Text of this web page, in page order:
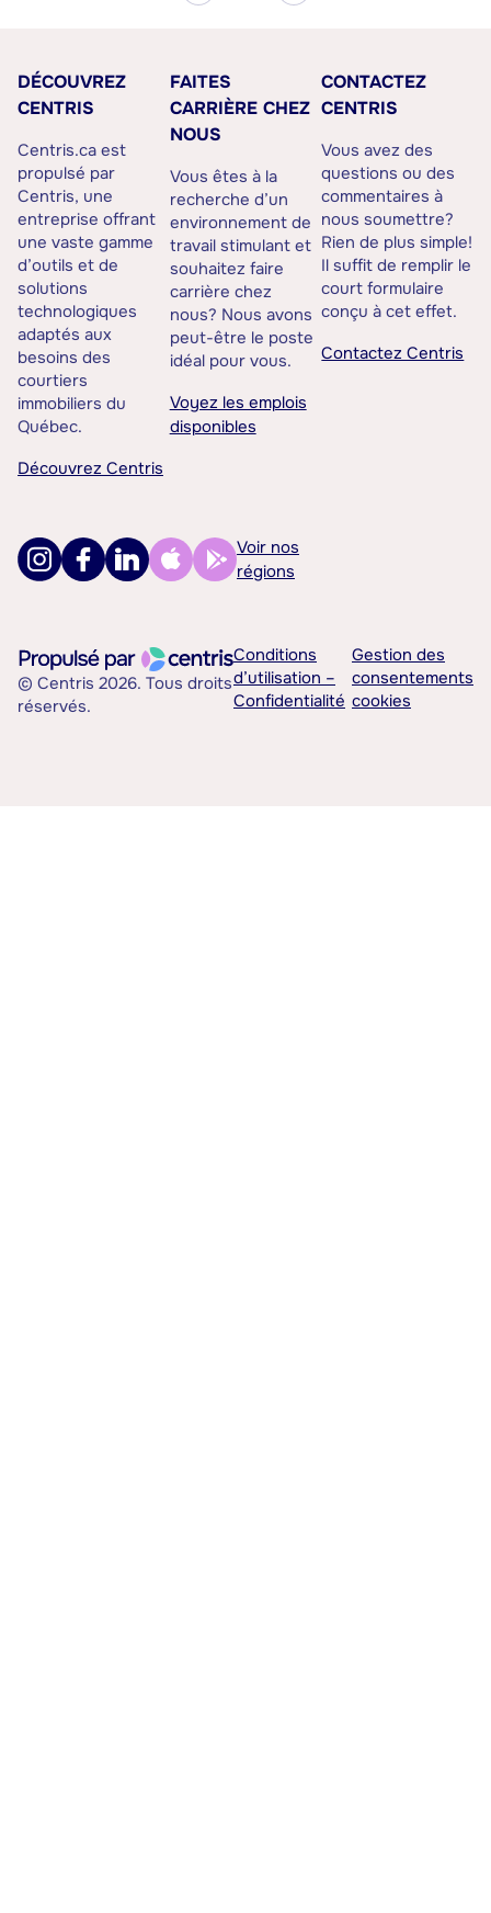
DÉCOUVREZ
CENTRIS
Centris.ca est
propulsé par
Centris, une
entreprise offrant
une vaste gamme
d’outils et de
solutions
technologiques
adaptés aux
besoins des
courtiers
immobiliers du
Québec.
Découvrez Centris
FAITES
CARRIÈRE CHEZ
NOUS
Vous êtes à la
recherche d’un
environnement de
travail stimulant et
souhaitez faire
carrière chez
nous? Nous avons
peut-être le poste
idéal pour vous.
Voyez les emplois
disponibles
CONTACTEZ
CENTRIS
Vous avez des
questions ou des
commentaires à
nous soumettre?
Rien de plus simple!
Il suffit de remplir le
court formulaire
conçu à cet effet.
Contactez Centris
Voir nos
régions
© Centris 2026. Tous droits
réservés.
Conditions
d’utilisation –
Confidentialité
Gestion des
consentements
cookies